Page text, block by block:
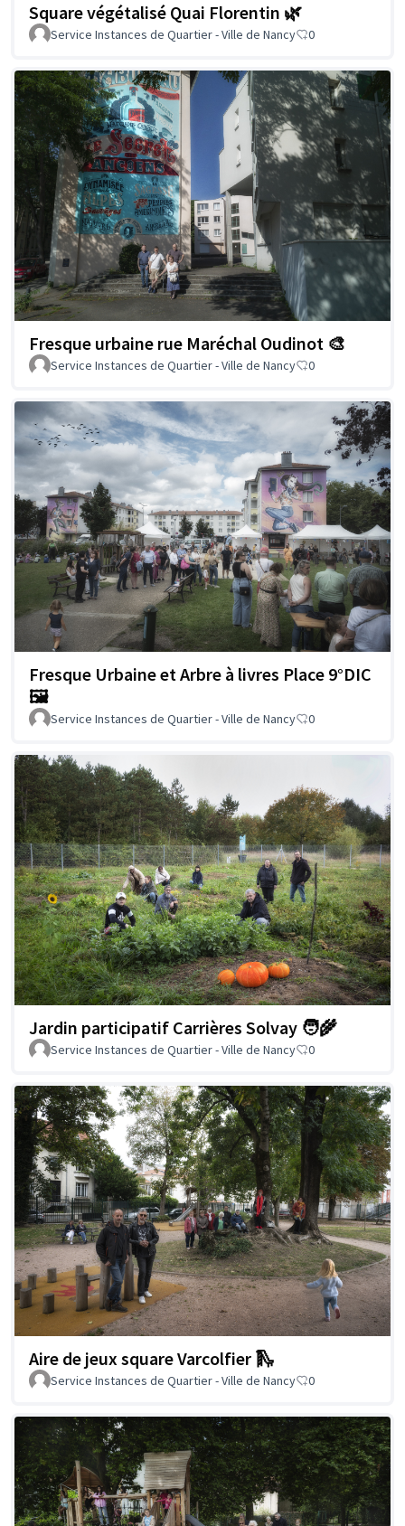
Square végétalisé Quai Florentin 🌿
Service Instances de Quartier - Ville de Nancy 0
Fresque urbaine rue Maréchal Oudinot 🎨
Service Instances de Quartier - Ville de Nancy 0
Fresque Urbaine et Arbre à livres Place 9°DIC
🖼️
Service Instances de Quartier - Ville de Nancy 0
Jardin participatif Carrières Solvay 🧑‍🌾
Service Instances de Quartier - Ville de Nancy 0
Aire de jeux square Varcolfier 🛝
Service Instances de Quartier - Ville de Nancy 0